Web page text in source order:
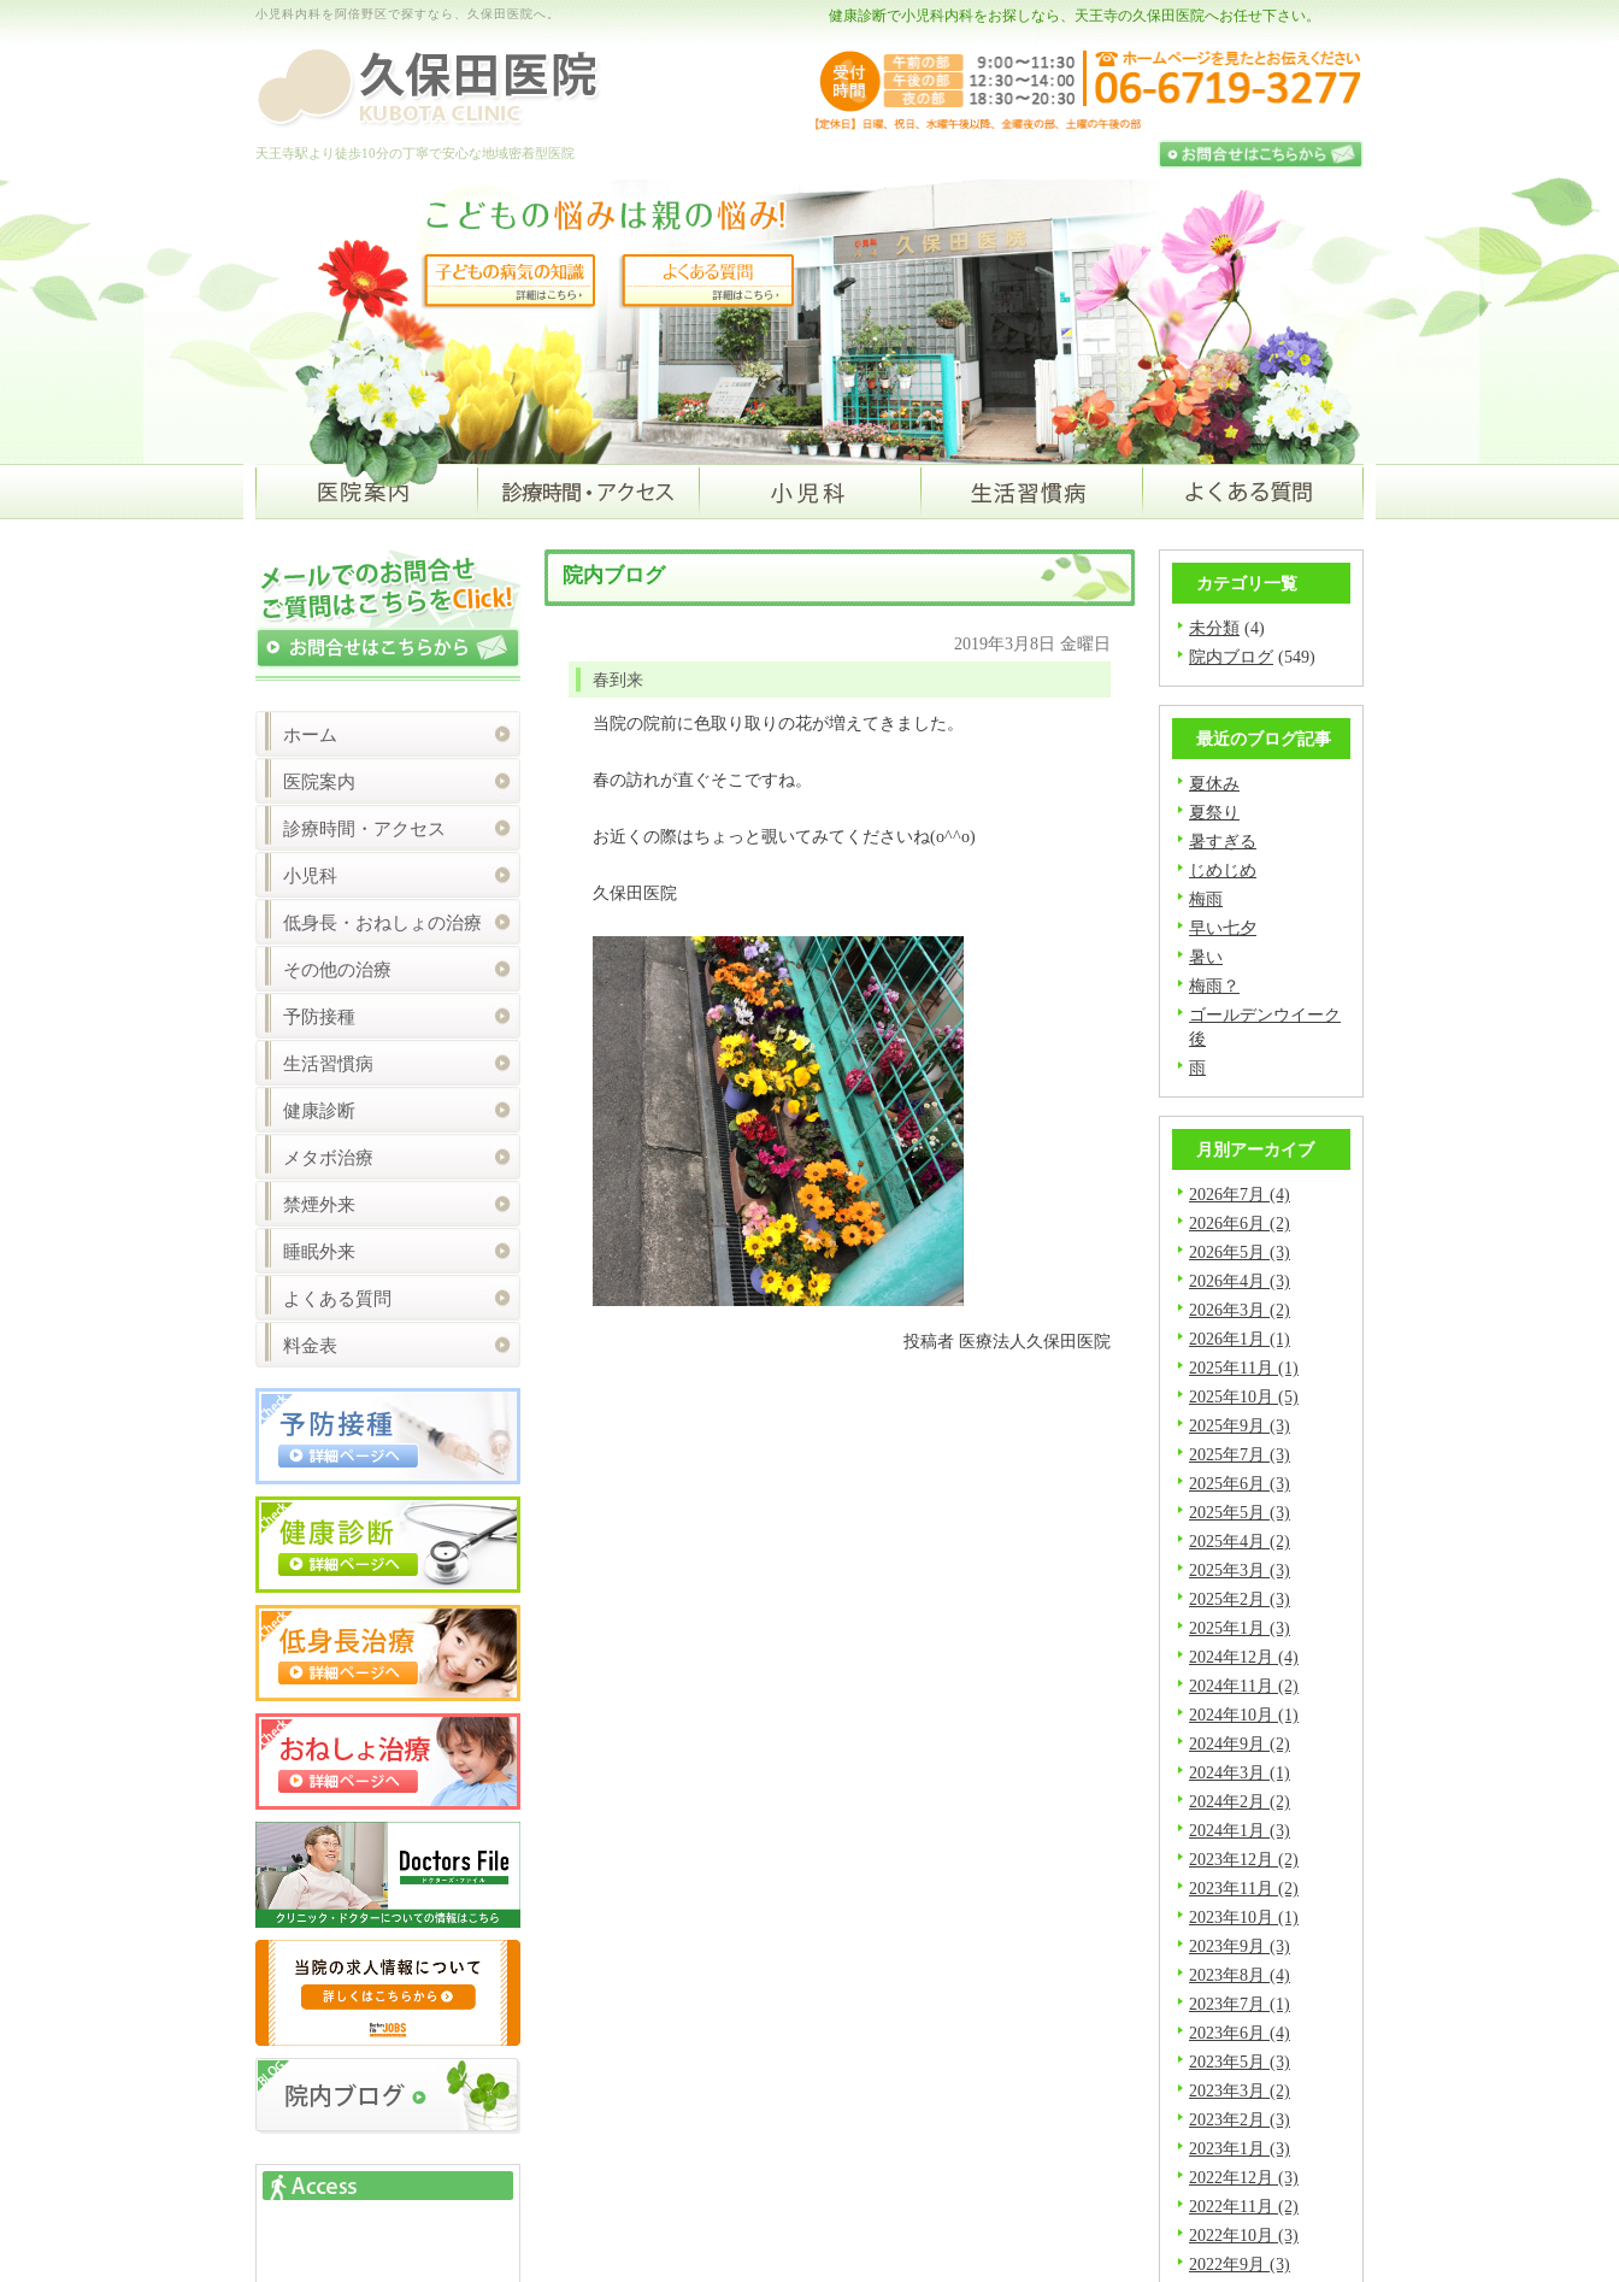
小児科内科を阿倍野区で探すなら、久保田医院へ。 健康診断で小児科内科をお探しなら、天王寺の久保田医院へお任せ下さい。
天王寺駅より徒歩10分の丁寧で安心な地域密着型医院
院内ブログ
2019年3月8日 金曜日
春到来
当院の院前に色取り取りの花が増えてきました。
春の訪れが直ぐそこですね。
お近くの際はちょっと覗いてみてくださいね(o^^o)
久保田医院
投稿者 医療法人久保田医院
カテゴリ一覧
未分類 (4)
院内ブログ (549)
最近のブログ記事
夏休み
夏祭り
暑すぎる
じめじめ
梅雨
早い七夕
暑い
梅雨？
ゴールデンウイーク
後
雨
月別アーカイブ
2026年7月 (4)
2026年6月 (2)
2026年5月 (3)
2026年4月 (3)
2026年3月 (2)
2026年1月 (1)
2025年11月 (1)
2025年10月 (5)
2025年9月 (3)
2025年7月 (3)
2025年6月 (3)
2025年5月 (3)
2025年4月 (2)
2025年3月 (3)
2025年2月 (3)
2025年1月 (3)
2024年12月 (4)
2024年11月 (2)
2024年10月 (1)
2024年9月 (2)
2024年3月 (1)
2024年2月 (2)
2024年1月 (3)
2023年12月 (2)
2023年11月 (2)
2023年10月 (1)
2023年9月 (3)
2023年8月 (4)
2023年7月 (1)
2023年6月 (4)
2023年5月 (3)
2023年3月 (2)
2023年2月 (3)
2023年1月 (3)
2022年12月 (3)
2022年11月 (2)
2022年10月 (3)
2022年9月 (3)
ホーム
医院案内
診療時間・アクセス
小児科
低身長・おねしょの治療
その他の治療
予防接種
生活習慣病
健康診断
メタボ治療
禁煙外来
睡眠外来
よくある質問
料金表